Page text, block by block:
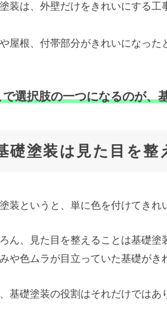
装は、外壁だけをきれいにする
屋根、付帯部分がきれいになった
で選択肢の一つになるのが、
礎塗装は見た目を
装というと、単に色を付けてきれ
ん、見た目を整えることは基礎塗
や色ムラが目立っていた基礎がき
基礎塗装の役割はそれだけではあ